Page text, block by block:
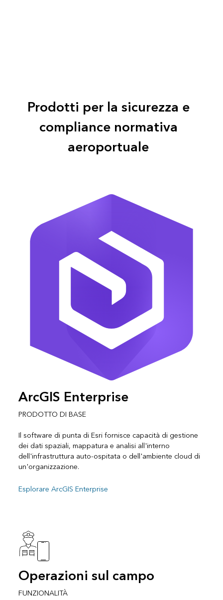
semplificare
manutenzione
Prodotti per la sicurezza e
compliance normativa
aeroportuale
ArcGIS Enterprise
PRODOTTO DI BASE
Il software di punta di Esri fornisce capacità di gestione
dei dati spaziali, mappatura e analisi all'interno
dell'infrastruttura auto-ospitata o dell'ambiente cloud di
un'organizzazione.
Esplorare ArcGIS Enterprise
Operazioni sul campo
FUNZIONALITÀ